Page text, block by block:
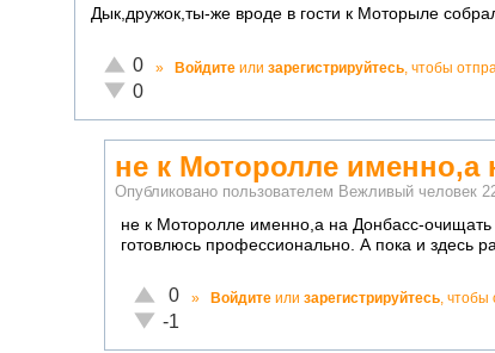
Дык,дружок,ты-же вроде в гости к Моторыле
Отлично!
0
Неадекватно!
0
» Войдите или зарегистрируйтесь , чтобы
не к Моторолле именно,а
Опубликовано пользователем Вежливый человек
не к Моторолле именно,а на Донбасс-
готовлюсь профессионально. А пока и здесь
Отлично!
0
Неадекватно!
-1
» Войдите или зарегистрируйтесь, чтобы